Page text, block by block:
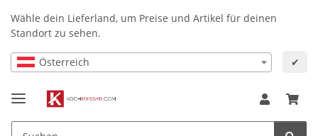
Wähle dein Lieferland, um Preise und Artikel für deinen
Standort zu sehen.
Österreich ✔